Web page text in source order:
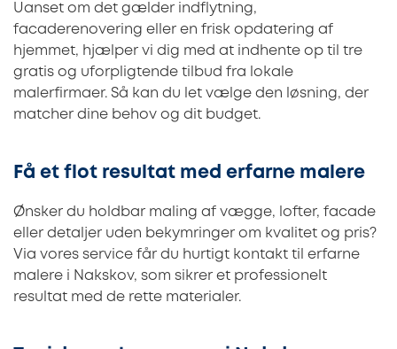
Uanset om det gælder indflytning,
facaderenovering eller en frisk opdatering af
hjemmet, hjælper vi dig med at indhente op til tre
gratis og uforpligtende tilbud fra lokale
malerfirmaer. Så kan du let vælge den løsning, der
matcher dine behov og dit budget.
Få et flot resultat med erfarne malere
Ønsker du holdbar maling af vægge, lofter, facade
eller detaljer uden bekymringer om kvalitet og pris?
Via vores service får du hurtigt kontakt til erfarne
malere i Nakskov, som sikrer et professionelt
resultat med de rette materialer.